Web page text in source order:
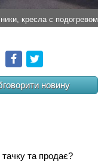
кресла с подогревом
Facebook
новину
та продає?